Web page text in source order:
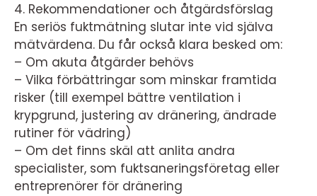
4. Rekommendationer och åtgärdsförslag
En seriös fuktmätning slutar inte vid själva
mätvärdena. Du får också klara besked om:
– Om akuta åtgärder behövs
– Vilka förbättringar som minskar framtida
risker (till exempel bättre ventilation i
krypgrund, justering av dränering, ändrade
rutiner för vädring)
– Om det finns skäl att anlita andra
specialister, som fuktsaneringsföretag eller
entreprenörer för dränering